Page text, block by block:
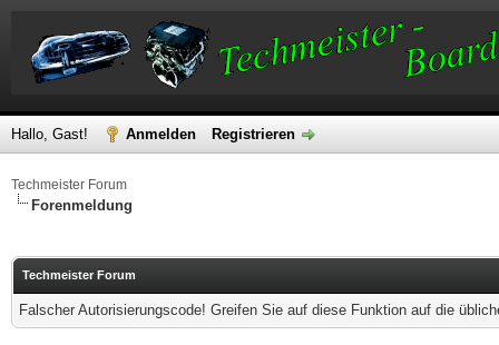
Hallo, Gast! Anmelden Registrieren
Techmeister Forum
Forenmeldung
Techmeister Forum
Falscher Autorisierungscode! Greifen Sie auf diese Funktion auf die